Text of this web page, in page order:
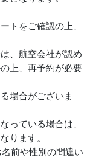
トをご確認の上、
、航空会社が認め
上、再予約が必要
場合がございま
っている場合は、
ります。
前や性別の間違い